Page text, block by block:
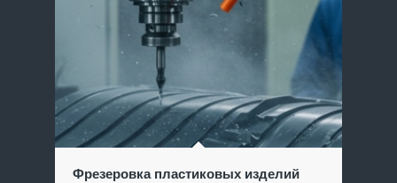
Фрезеровка пластиковых изделий